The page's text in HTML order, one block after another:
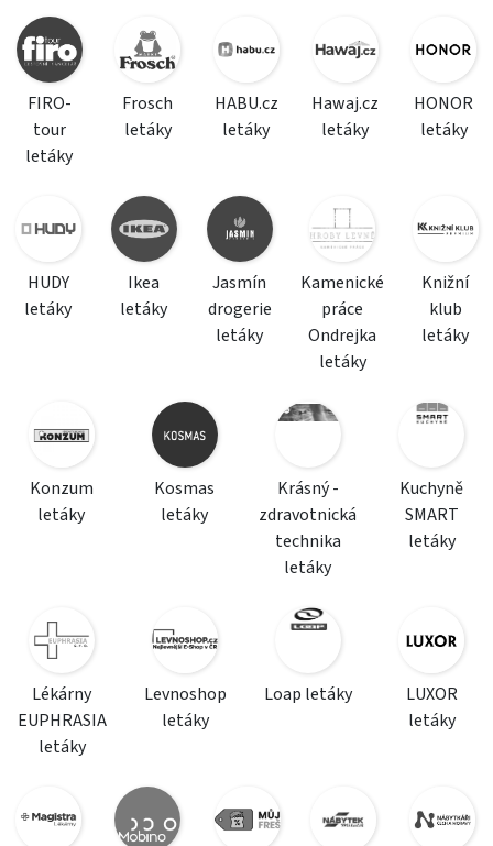
FIRO-
tour
letáky
Frosch
letáky
HABU.cz
letáky
Hawaj.cz
letáky
HONOR
letáky
HUDY
letáky
Ikea
letáky
Jasmín
drogerie
letáky
Kamenické
práce
Ondrejka
letáky
Knižní
klub
letáky
Konzum
letáky
Kosmas
letáky
Krásný -
zdravotnická
technika
letáky
Kuchyně
SMART
letáky
Lékárny
EUPHRASIA
letáky
Levnoshop
letáky
Loap letáky
LUXOR
letáky